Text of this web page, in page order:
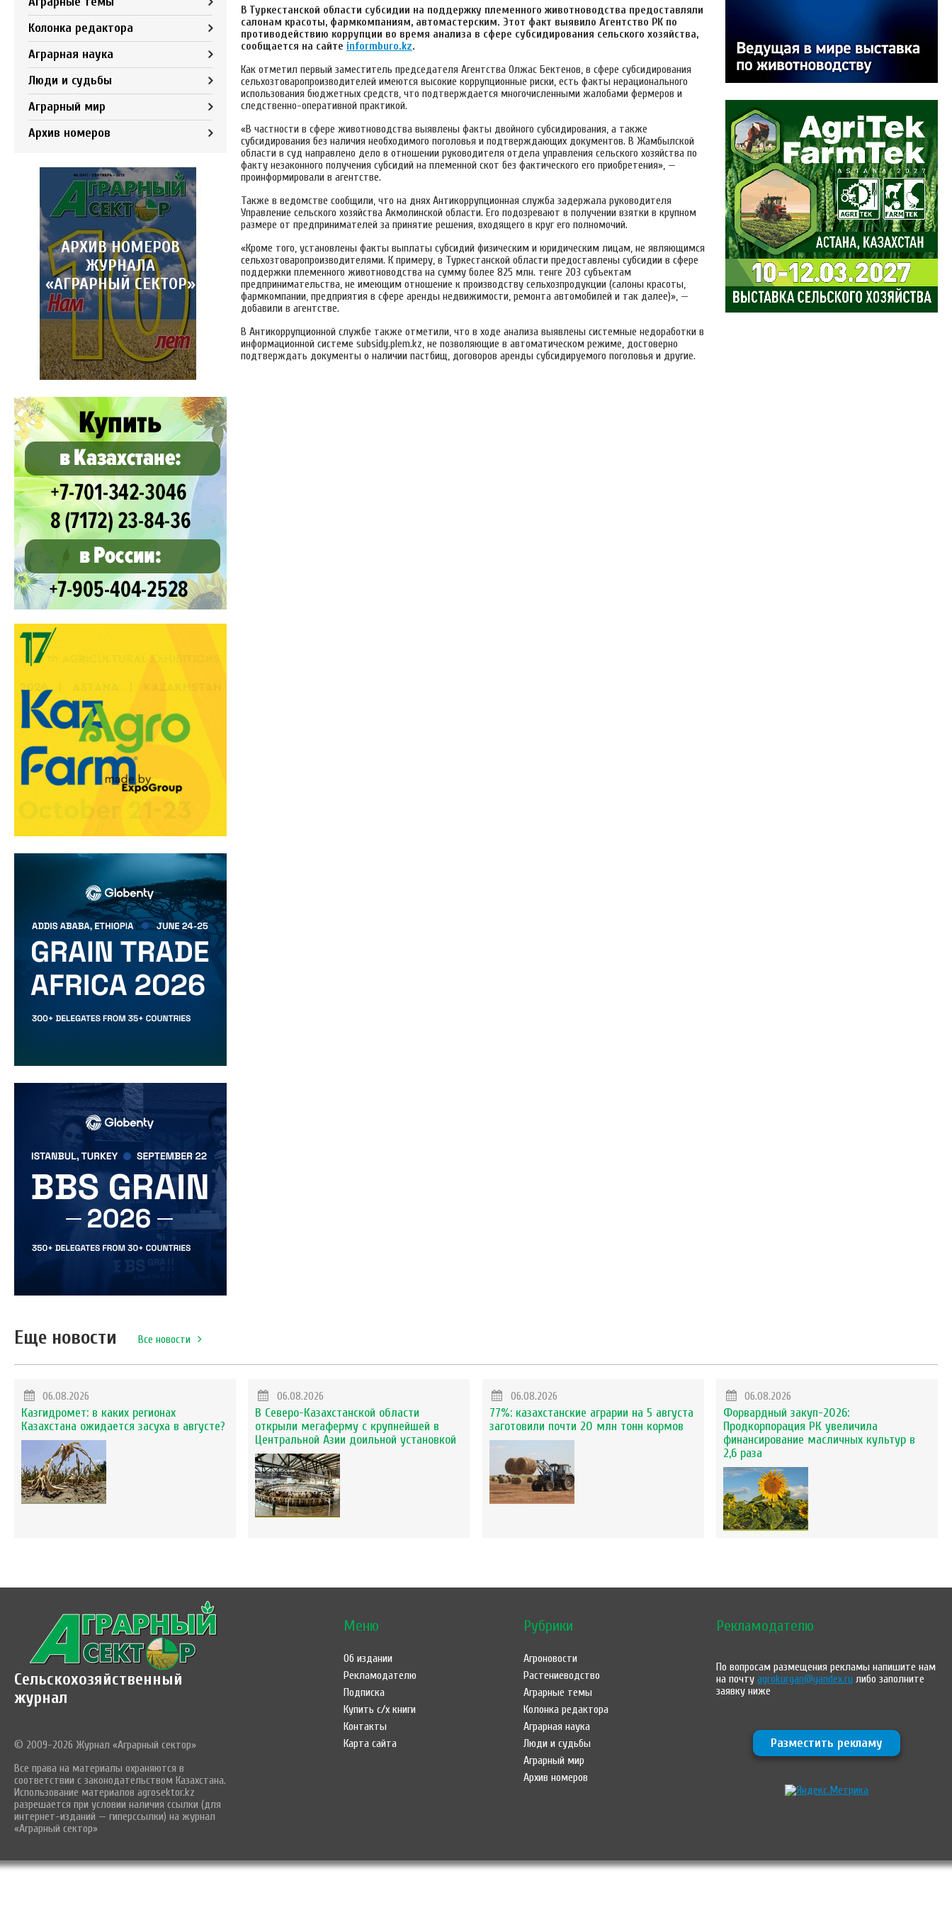
Колонка редактора
Аграрная наука
Люди и судьбы
Аграрный мир
Архив номеров
АРХИВ НОМЕРОВ
ЖУРНАЛА
«АГРАРНЫЙ СЕКТОР»
В Туркестанской области субсидии на поддержку племенного животноводства предоставляли
салонам красоты, фармкомпаниям, автомастерским. Этот факт выявило Агентство РК по
противодействию коррупции во время анализа в сфере субсидирования сельского хозяйства,
сообщается на сайте informburo.kz.
Как отметил первый заместитель председателя Агентства Олжас Бектенов, в сфере субсидирования
сельхозтоваропроизводителей имеются высокие коррупционные риски, есть факты нерационального
использования бюджетных средств, что подтверждается многочисленными жалобами фермеров и
следственно-оперативной практикой.
«В частности в сфере животноводства выявлены факты двойного субсидирования, а также
субсидирования без наличия необходимого поголовья и подтверждающих документов. В Жамбылской
области в суд направлено дело в отношении руководителя отдела управления сельского хозяйства по
факту незаконного получения субсидий на племенной скот без фактического его приобретения», —
проинформировали в агентстве.
Также в ведомстве сообщили, что на днях Антикоррупционная служба задержала руководителя
Управление сельского хозяйства Акмолинской области. Его подозревают в получении взятки в крупном
размере от предпринимателей за принятие решения, входящего в круг его полномочий.
«Кроме того, установлены факты выплаты субсидий физическим и юридическим лицам, не являющимся
сельхозтоваропроизводителями. К примеру, в Туркестанской области предоставлены субсидии в сфере
поддержки племенного животноводства на сумму более 825 млн. тенге 203 субъектам
предпринимательства, не имеющим отношение к производству сельхозпродукции (салоны красоты,
фармкомпании, предприятия в сфере аренды недвижимости, ремонта автомобилей и так далее)», —
добавили в агентстве.
В Антикоррупционной службе также отметили, что в ходе анализа выявлены системные недоработки в
информационной системе subsidy.plem.kz, не позволяющие в автоматическом режиме, достоверно
подтверждать документы о наличии пастбищ, договоров аренды субсидируемого поголовья и другие.
Еще новости Все новости
06.08.2026
Казгидромет: в каких регионах
Казахстана ожидается засуха в августе?
06.08.2026
В Северо-Казахстанской области
открыли мегаферму с крупнейшей в
Центральной Азии доильной установкой
06.08.2026
77%: казахстанские аграрии на 5 августа
заготовили почти 20 млн тонн кормов
06.08.2026
Форвардный закуп-2026:
Продкорпорация РК увеличила
финансирование масличных культур в
2,6 раза
Сельскохозяйственный
журнал
© 2009-2026 Журнал «Аграрный сектор»
Все права на материалы охраняются в
соответствии с законодательством Казахстана.
Использование материалов agrosektor.kz
разрешается при условии наличия ссылки (для
интернет-изданий — гиперссылки) на журнал
«Аграрный сектор»
Меню
Об издании
Рекламодателю
Подписка
Купить с/х книги
Контакты
Карта сайта
Рубрики
Агроновости
Растениеводство
Аграрные темы
Колонка редактора
Аграрная наука
Люди и судьбы
Аграрный мир
Архив номеров
Рекламодателю
По вопросам размещения рекламы напишите нам
на почтуagrokurgan@yandex.ru либо заполните
заявку ниже
Разместить рекламу